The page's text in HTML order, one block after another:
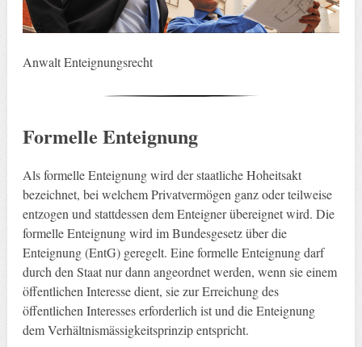
Anwalt Enteignungsrecht
Formelle Enteignung
Als formelle Enteignung wird der staatliche Hoheitsakt
bezeichnet, bei welchem Privatvermögen ganz oder teilweise
entzogen und stattdessen dem Enteigner übereignet wird. Die
formelle Enteignung wird im Bundesgesetz über die
Enteignung (EntG) geregelt. Eine formelle Enteignung darf
durch den Staat nur dann angeordnet werden, wenn sie einem
öffentlichen Interesse dient, sie zur Erreichung des
öffentlichen Interesses erforderlich ist und die Enteignung
dem Verhältnismässigkeitsprinzip entspricht.